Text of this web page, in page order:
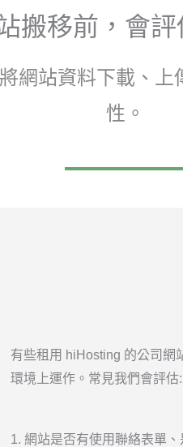
搬移前，會
網站資料下載、
性。
有些租用 hiHosting 的公司網
環境上運作。常見我們會評估:
1. 網站是否有使用聯絡表單